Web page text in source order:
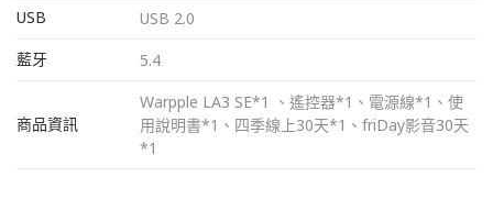
USB
USB 2.0
藍牙
5.4
商品資訊
Warpple LA3 SE*1 、遙控器*1、電源線*1、使
用說明書*1、四季線上30天*1、friDay影音30天
*1